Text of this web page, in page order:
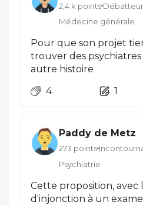
2,4 k points
Médecine générale
Pour que son projet
trouver des psychiatres Et là c'est une
autre histoire
4
1
Paddy de Metz
273 points
Psychiatrie
Cette proposition, avec
d'injonction à un